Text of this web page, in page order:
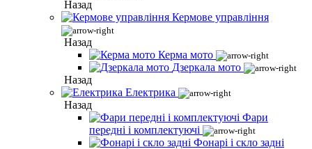
Назад
Кермове управління
Назад
Керма мото
Дзеркала мото
Назад
Електрика
Назад
Фари
передні і комплектуючі
Фонарі і скло задні